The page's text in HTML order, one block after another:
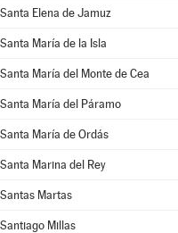
Santa Elena de Jamuz
Santa María de la Isla
Santa María del Monte de Cea
Santa María del Páramo
Santa María de Ordás
Santa Marina del Rey
Santas Martas
Santiago Millas